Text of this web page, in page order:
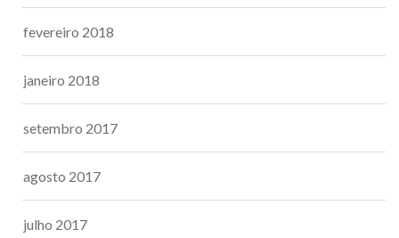
fevereiro 2018
janeiro 2018
setembro 2017
agosto 2017
julho 2017